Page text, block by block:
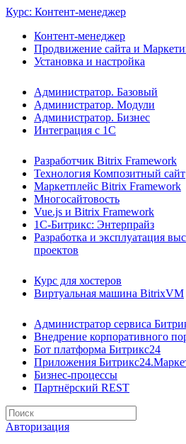
Курс: Контент-менеджер
Контент-менеджер
Продвижение сайта и
Установка и настройка
Администратор. Базовый
Администратор. Модули
Администратор. Бизнес
Интеграция с 1С
Разработчик Bitrix Framework
Технология Композитный сайт
Маркетплейс Bitrix Framework
Многосайтовость
Vue.js и Bitrix Framework
1С-Битрикс: Энтерпрайз
Разработка и эксплуатация
проектов
Курс для хостеров
Виртуальная машина BitrixVM
Администратор сервиса
Внедрение корпоративного
Бот платформа Битрикс24
Приложения
Бизнес-процессы
Партнёрский REST
Авторизация